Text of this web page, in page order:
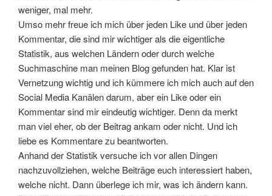
weniger, mal mehr.
Umso mehr freue ich mich über jeden Like und über jeden
Kommentar, die sind mir wichtiger als die eigentliche
Statistik, aus welchen Ländern oder durch welche
Suchmaschine man meinen Blog gefunden hat. Klar ist
Vernetzung wichtig und ich kümmere ich mich auch auf den
Social Media Kanälen darum, aber ein Like oder ein
Kommentar sind mir eindeutig wichtiger. Denn da merkt
man viel eher, ob der Beitrag ankam oder nicht. Und ich
liebe es Kommentare zu beantworten.
Anhand der Statistik versuche ich vor allen Dingen
nachzuvollziehen, welche Beiträge euch interessiert haben,
welche nicht. Dann überlege ich mir, was ich ändern kann.